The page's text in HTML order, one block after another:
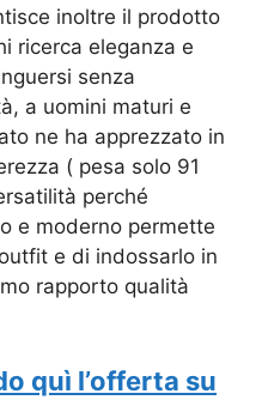
inoltre il prodotto
ricerca eleganza e
senza
a uomini maturi e
ne ha apprezzato in
( pesa solo 91
perché
e moderno permette
e di indossarlo in
rapporto qualità
quì l’offerta su